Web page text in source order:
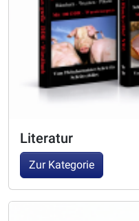
Literatur
Zur Kategorie